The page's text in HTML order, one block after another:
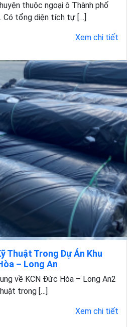
thuộc ngoại ô Thành phố
Có tổng diện tích tự […]
Xem chi tiết
Thuật Trong Dự Án Khu
– Long An
về KCN Đức Hòa – Long An2
trong […]
Xem chi tiết